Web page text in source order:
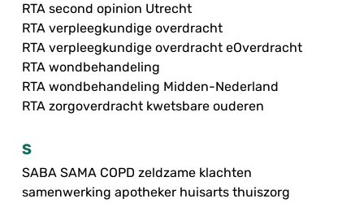
RTA second opinion Utrecht
RTA verpleegkundige overdracht
RTA verpleegkundige overdracht eOverdracht
RTA wondbehandeling
RTA wondbehandeling Midden-Nederland
RTA zorgoverdracht kwetsbare ouderen
S
SABA SAMA COPD zeldzame klachten
samenwerking apotheker huisarts thuiszorg